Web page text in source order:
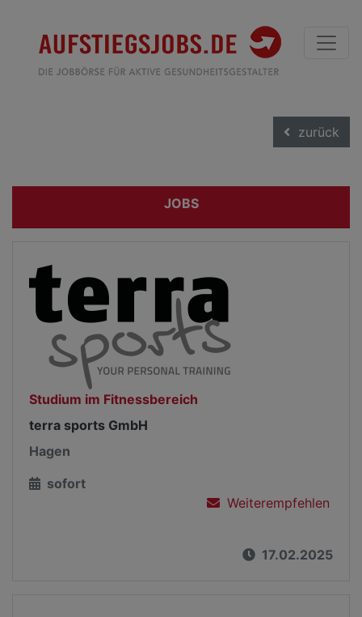
zurück
JOBS
Studium im Fitnessbereich
terra sports GmbH
Hagen
sofort
Weiterempfehlen
17.02.2025